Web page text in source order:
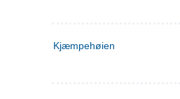
Kjæmpehøien